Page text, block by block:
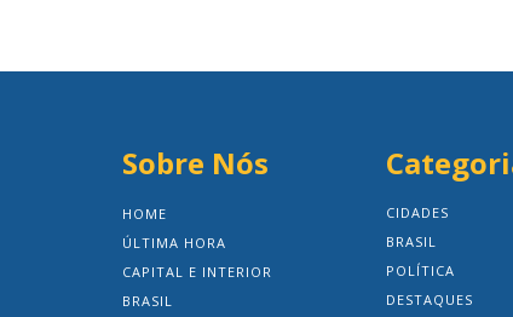
Sobre Nós
HOME
ÚLTIMA HORA
CAPITAL E INTERIOR
BRASIL
CIDADES
BRASIL
POLÍTICA
DESTAQUES